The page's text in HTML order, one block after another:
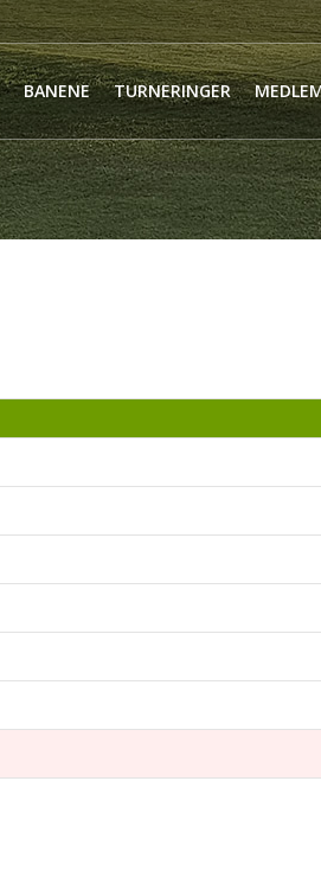
BANENE TURNERINGER